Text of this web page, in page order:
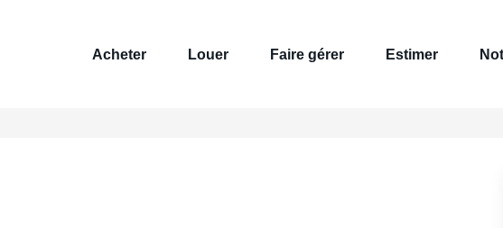
Acheter Louer Faire gérer Estimer